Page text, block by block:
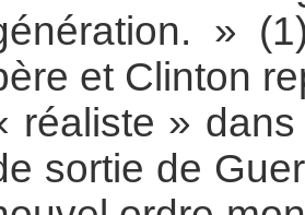
»
et Clinton
réaliste »
sortie de